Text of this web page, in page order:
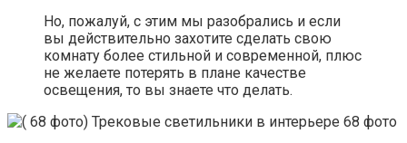
Но, пожалуй, с этим мы разобрались и если
вы действительно захотите сделать свою
комнату более стильной и современной, плюс
не желаете потерять в плане качестве
освещения, то вы знаете что делать.